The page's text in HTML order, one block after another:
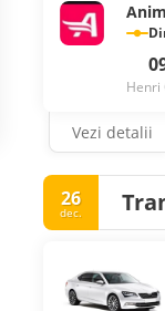
Henri
Vezi detalii
26
dec.